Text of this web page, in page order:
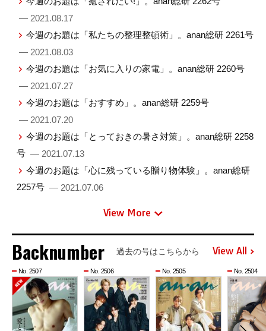
— 2021.08.17
今週のお題は「私たちの整理整頓術」。anan総研 2261号
— 2021.08.03
今週のお題は「お気に入りの家電」。anan総研 2260号
— 2021.07.27
今週のお題は「おすすめ」。anan総研 2259号
— 2021.07.20
今週のお題は「とっておきの暑さ対策」。anan総研 2258
号 — 2021.07.13
今週のお題は「心に残っている贈り物体験」。anan総研
2257号 — 2021.07.06
View More
Backnumber 過去の号はこちらから View All
No. 2507 No. 2506 No. 2505 No. 2504